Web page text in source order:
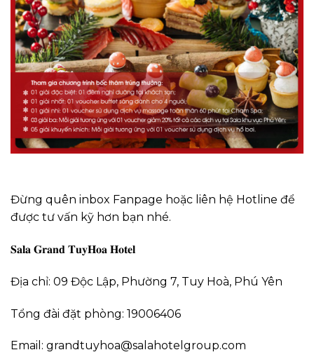
Đừng quên inbox Fanpage hoặc liên hệ Hotline để
được tư vấn kỹ hơn bạn nhé.
𝐒𝐚𝐥𝐚 𝐆𝐫𝐚𝐧𝐝 𝐓𝐮𝐲𝐇𝐨𝐚 𝐇𝐨𝐭𝐞𝐥
Địa chỉ: 09 Độc Lập, Phường 7, Tuy Hoà, Phú Yên
Tổng đài đặt phòng: 19006406
Email: grandtuyhoa@salahotelgroup.com